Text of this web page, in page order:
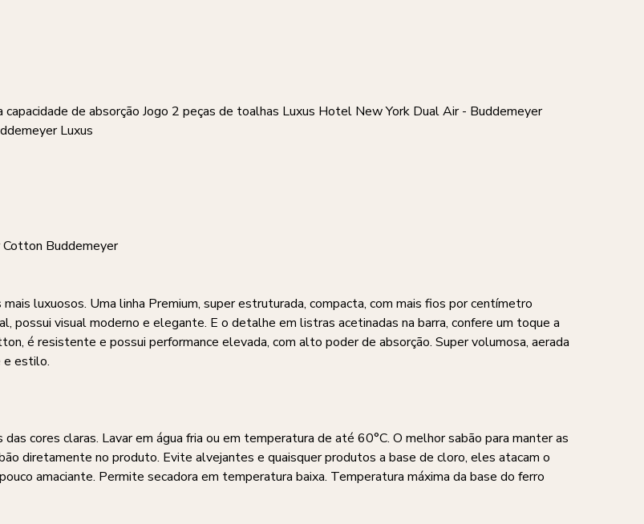
de absorção Jogo 2 peças de toalhas Luxus Hotel New York Dual Air - Buddemeyer
Luxus
Buddemeyer
luxuosos. Uma linha Premium, super estruturada, compacta, com mais fios por centímetro
possui visual moderno e elegante. E o detalhe em listras acetinadas na barra, confere um toque a
é resistente e possui performance elevada, com alto poder de absorção. Super volumosa, aerada
e estilo.
cores claras. Lavar em água fria ou em temperatura de até 60°C. O melhor sabão para manter as
diretamente no produto. Evite alvejantes e quaisquer produtos a base de cloro, eles atacam o
amaciante. Permite secadora em temperatura baixa. Temperatura máxima da base do ferro